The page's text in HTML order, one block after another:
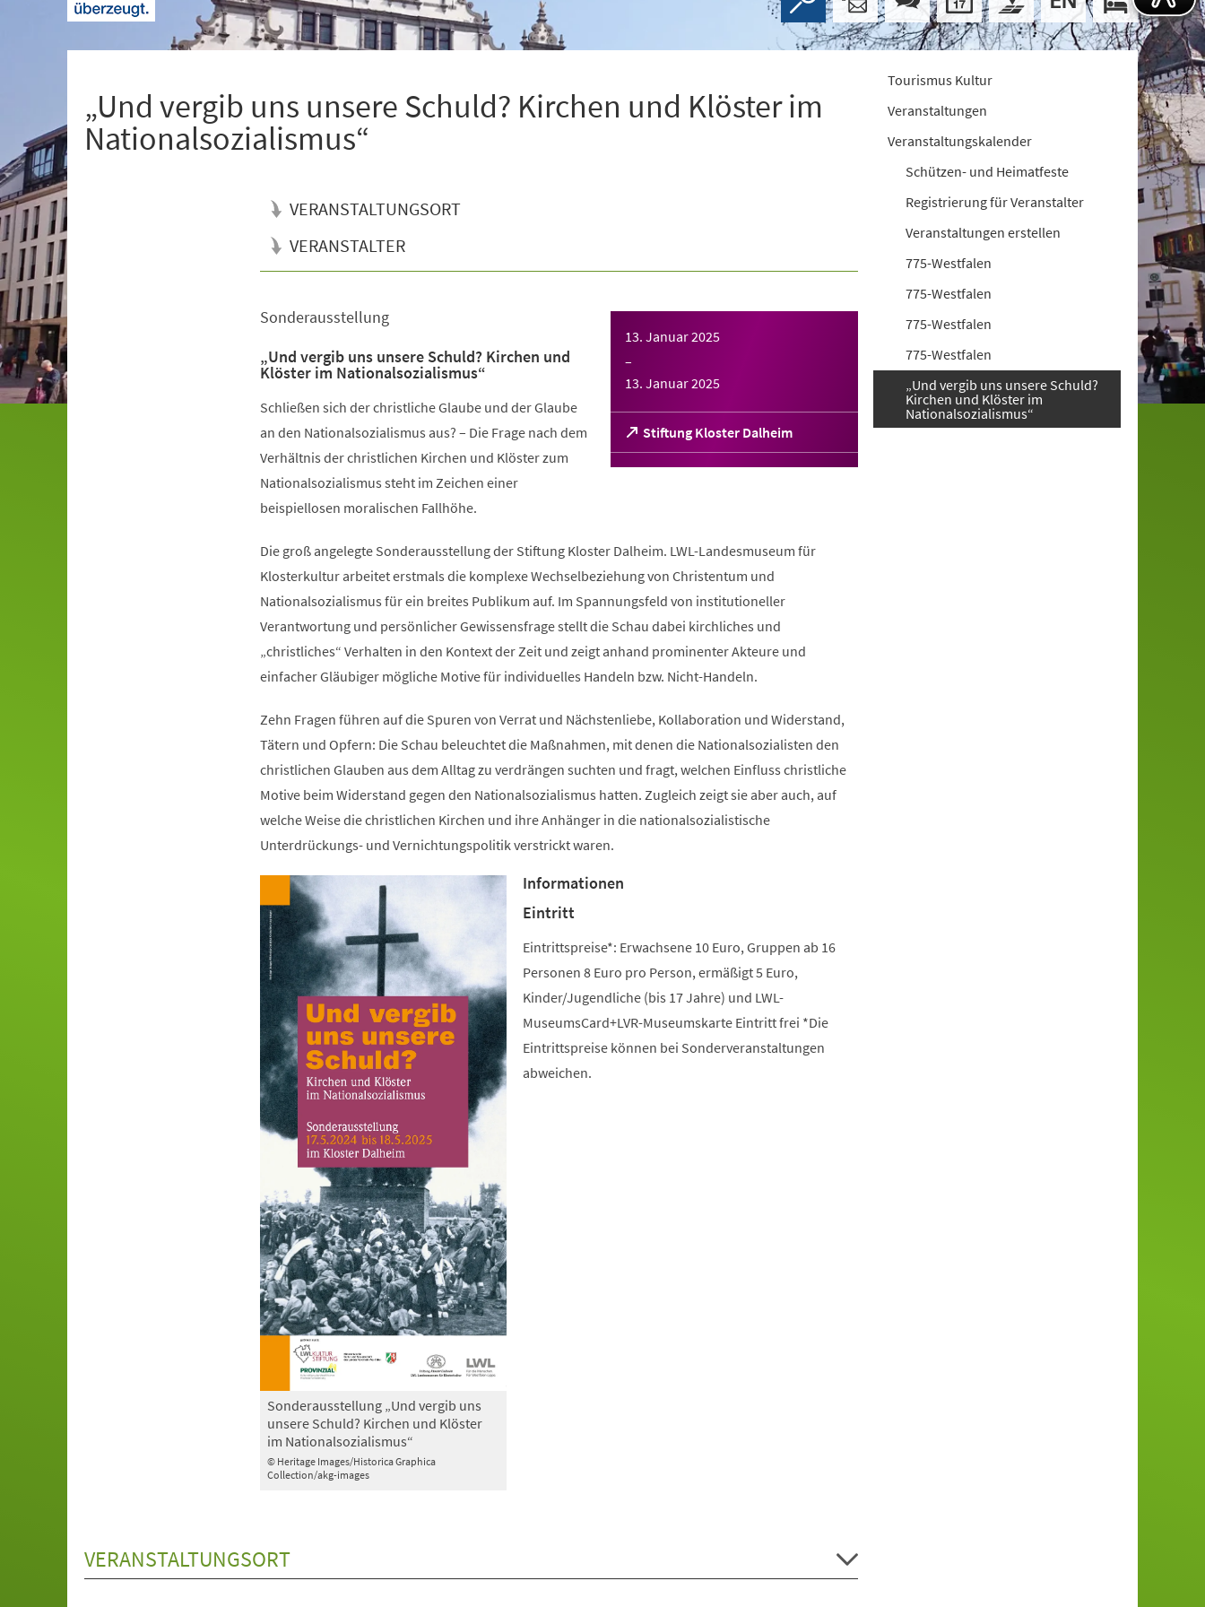
„Und vergib uns unsere Schuld? Kirchen und Klöster im
Nationalsozialismus“
VERANSTALTUNGSORT
VERANSTALTER
13. Januar 2025
–
13. Januar 2025
Stiftung Kloster Dalheim
(Öffnet
in
einem
Sonderausstellung
„Und vergib uns unsere Schuld? Kirchen und
Klöster im Nationalsozialismus“
Schließen sich der christliche Glaube und der Glaube
an den Nationalsozialismus aus? – Die Frage nach dem
Verhältnis der christlichen Kirchen und Klöster zum
Nationalsozialismus steht im Zeichen einer
beispiellosen moralischen Fallhöhe.
Die groß angelegte Sonderausstellung der Stiftung Kloster Dalheim. LWL-Landesmuseum für
Klosterkultur arbeitet erstmals die komplexe Wechselbeziehung von Christentum und
Nationalsozialismus für ein breites Publikum auf. Im Spannungsfeld von institutioneller
Verantwortung und persönlicher Gewissensfrage stellt die Schau dabei kirchliches und
„christliches“ Verhalten in den Kontext der Zeit und zeigt anhand prominenter Akteure und
einfacher Gläubiger mögliche Motive für individuelles Handeln bzw. Nicht-Handeln.
Zehn Fragen führen auf die Spuren von Verrat und Nächstenliebe, Kollaboration und Widerstand,
Tätern und Opfern: Die Schau beleuchtet die Maßnahmen, mit denen die Nationalsozialisten den
christlichen Glauben aus dem Alltag zu verdrängen suchten und fragt, welchen Einfluss christliche
Motive beim Widerstand gegen den Nationalsozialismus hatten. Zugleich zeigt sie aber auch, auf
welche Weise die christlichen Kirchen und ihre Anhänger in die nationalsozialistische
Unterdrückungs- und Vernichtungspolitik verstrickt waren.
© Heritage Images/Historica Graphica
Collection/akg-images
Sonderausstellung „Und vergib uns
unsere Schuld? Kirchen und Klöster
im Nationalsozialismus“
Informationen
Eintritt
Eintrittspreise*: Erwachsene 10 Euro, Gruppen ab 16
Personen 8 Euro pro Person, ermäßigt 5 Euro,
Kinder/Jugendliche (bis 17 Jahre) und LWL-
MuseumsCard+LVR-Museumskarte Eintritt frei *Die
Eintrittspreise können bei Sonderveranstaltungen
abweichen.
VERANSTALTUNGSORT
Tourismus Kultur
Veranstaltungen
Veranstaltungskalender
Schützen- und Heimatfeste
Registrierung für Veranstalter
Veranstaltungen erstellen
775-Westfalen
775-Westfalen
775-Westfalen
775-Westfalen
„Und vergib uns unsere Schuld?
Kirchen und Klöster im
Nationalsozialismus“